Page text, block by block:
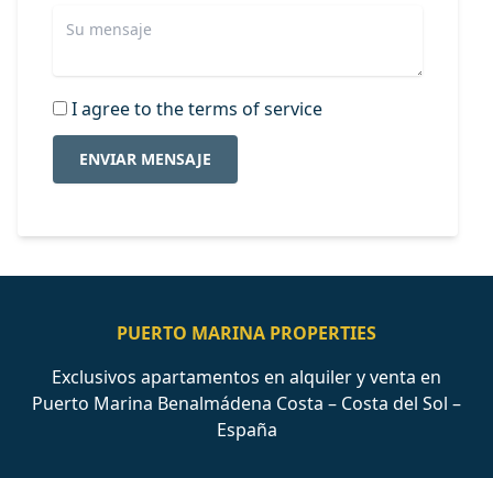
I agree to the terms of service
ENVIAR MENSAJE
PUERTO MARINA PROPERTIES
Exclusivos apartamentos en alquiler y venta en
Puerto Marina Benalmádena Costa – Costa del Sol –
España